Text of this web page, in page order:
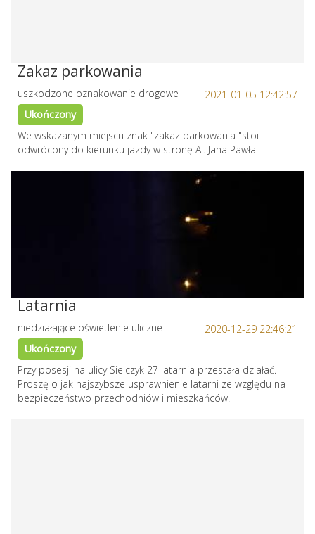
Zakaz parkowania
2021-01-05 12:42:57
uszkodzone oznakowanie drogowe
Ukończony
We wskazanym miejscu znak "zakaz parkowania "stoi
odwrócony do kierunku jazdy w stronę Al. Jana Pawła
Latarnia
2020-12-29 22:46:21
niedziałające oświetlenie uliczne
Ukończony
Przy posesji na ulicy Sielczyk 27 latarnia przestała działać.
Proszę o jak najszybsze usprawnienie latarni ze względu na
bezpieczeństwo przechodniów i mieszkańców.